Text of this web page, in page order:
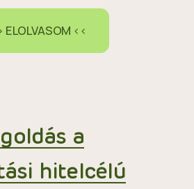
ELOLVASOM <<
a
hitelcélú